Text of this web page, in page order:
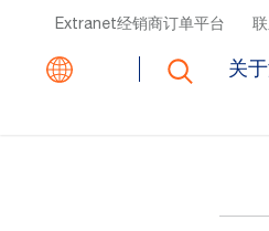
Top Header
经销商订单平台
Extranet
关